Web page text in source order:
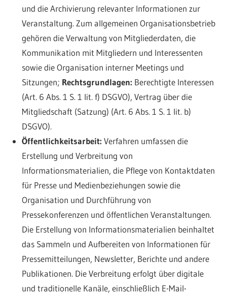
und die Archivierung relevanter Informationen zur
Veranstaltung. Zum allgemeinen Organisationsbetrieb
gehören die Verwaltung von Mitgliederdaten, die
Kommunikation mit Mitgliedern und Interessenten
sowie die Organisation interner Meetings und
Sitzungen; Rechtsgrundlagen: Berechtigte Interessen
(Art. 6 Abs. 1 S. 1 lit. f) DSGVO), Vertrag über die
Mitgliedschaft (Satzung) (Art. 6 Abs. 1 S. 1 lit. b)
DSGVO).
Öffentlichkeitsarbeit: Verfahren umfassen die
Erstellung und Verbreitung von
Informationsmaterialien, die Pflege von Kontaktdaten
für Presse und Medienbeziehungen sowie die
Organisation und Durchführung von
Pressekonferenzen und öffentlichen Veranstaltungen.
Die Erstellung von Informationsmaterialien beinhaltet
das Sammeln und Aufbereiten von Informationen für
Pressemitteilungen, Newsletter, Berichte und andere
Publikationen. Die Verbreitung erfolgt über digitale
und traditionelle Kanäle, einschließlich E-Mail-